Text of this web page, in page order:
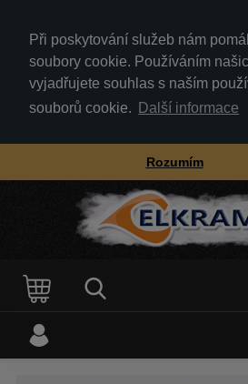
Při poskytování služeb nám
soubory cookie. Používáním
vyjadřujete souhlas s naším
souborů cookie.
Další informace
Rozumím